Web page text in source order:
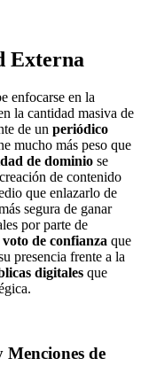
Externa
enfocarse en la
la cantidad masiva de
de un periódico
mucho más peso que
de dominio se
de contenido
que enlazarlo de
segura de ganar
por parte de
voto de confianza que
presencia frente a la
digitales que
Menciones de